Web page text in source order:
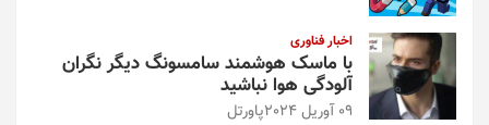
اخبار فناوری
با ماسک هوشمند سامسونگ دیگر نگران
آلودگی هوا نباشید
09 آوریل 2024 پاورتل